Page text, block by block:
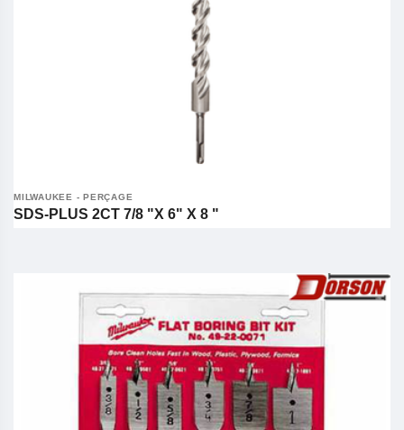
MILWAUKEE - PERÇAGE
SDS-PLUS 2CT 7/8 "X 6" X 8 "